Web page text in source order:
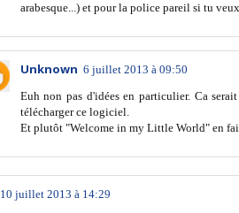
arabesque...) et pour la police pareil si tu
Unknown 6 juillet 2013 à 09:50
Euh non pas d'idées en particulier. Ca
télécharger ce logiciel.
Et plutôt "Welcome in my Little World" en
10 juillet 2013 à 14:29